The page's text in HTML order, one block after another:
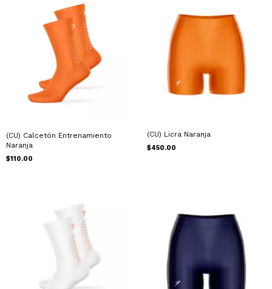
(CU) Calcetón Entrenamiento
Naranja
$110.00
(CU) Licra Naranja
$450.00